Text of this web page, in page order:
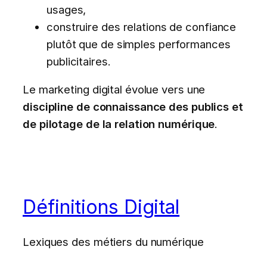
usages,
construire des relations de confiance
plutôt que de simples performances
publicitaires.
Le marketing digital évolue vers une
discipline de connaissance des publics et
de pilotage de la relation numérique.
Définitions Digital
Lexiques des métiers du numérique